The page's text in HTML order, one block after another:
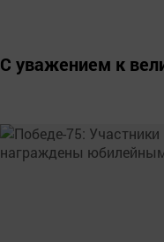
С уважением к